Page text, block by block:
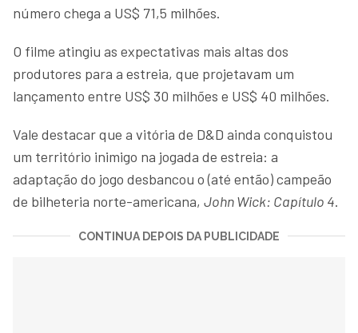
número chega a US$ 71,5 milhões.
O filme atingiu as expectativas mais altas dos
produtores para a estreia, que projetavam um
lançamento entre US$ 30 milhões e US$ 40 milhões.
Vale destacar que a vitória de D&D ainda conquistou
um território inimigo na jogada de estreia: a
adaptação do jogo desbancou o (até então) campeão
de bilheteria norte-americana, John Wick: Capítulo 4.
CONTINUA DEPOIS DA PUBLICIDADE